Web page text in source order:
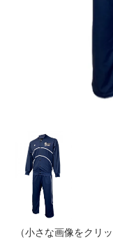
（小さな画像をクリ